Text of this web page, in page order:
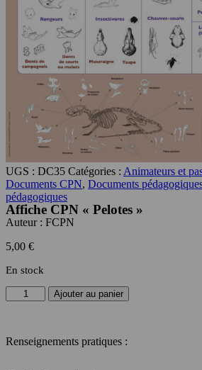
UGS : DC35 Catégories : Animateurs et
Documents CPN, Documents
pédagogiques
Affiche CPN « Pelotes »
Auteur : FCPN
5,00 €
En stock
quantité
de
«
Ajouter au panier
Renseignements pratiques :